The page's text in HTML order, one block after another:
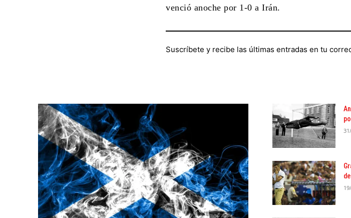
venció anoche por 1-0 a Irán.
Suscríbete y recibe las últimas entradas en tu